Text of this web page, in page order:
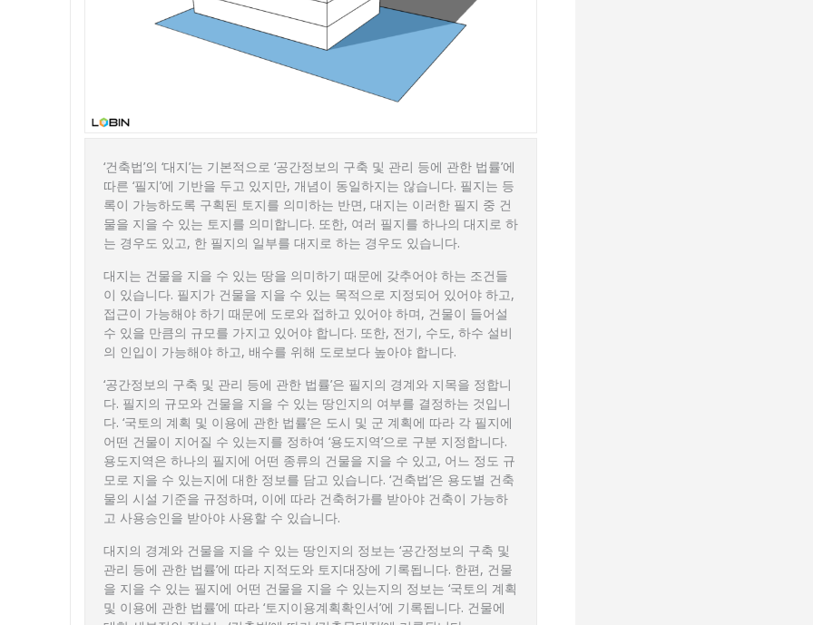
‘건축법’의 ‘대지’는 기본적으로 ‘공간정보의 구축 및 관리 등에 관한 법률’에
따른 ‘필지’에 기반을 두고 있지만, 개념이 동일하지는 않습니다. 필지는 등
록이 가능하도록 구획된 토지를 의미하는 반면, 대지는 이러한 필지 중 건
물을 지을 수 있는 토지를 의미합니다. 또한, 여러 필지를 하나의 대지로 하
는 경우도 있고, 한 필지의 일부를 대지로 하는 경우도 있습니다.
대지는 건물을 지을 수 있는 땅을 의미하기 때문에 갖추어야 하는 조건들
이 있습니다. 필지가 건물을 지을 수 있는 목적으로 지정되어 있어야 하고,
접근이 가능해야 하기 때문에 도로와 접하고 있어야 하며, 건물이 들어설
수 있을 만큼의 규모를 가지고 있어야 합니다. 또한, 전기, 수도, 하수 설비
의 인입이 가능해야 하고, 배수를 위해 도로보다 높아야 합니다.
‘공간정보의 구축 및 관리 등에 관한 법률’은 필지의 경계와 지목을 정합니
다. 필지의 규모와 건물을 지을 수 있는 땅인지의 여부를 결정하는 것입니
다. ‘국토의 계획 및 이용에 관한 법률’은 도시 및 군 계획에 따라 각 필지에
어떤 건물이 지어질 수 있는지를 정하여 ‘용도지역’으로 구분 지정합니다.
용도지역은 하나의 필지에 어떤 종류의 건물을 지을 수 있고, 어느 정도 규
모로 지을 수 있는지에 대한 정보를 담고 있습니다. ‘건축법’은 용도별 건축
물의 시설 기준을 규정하며, 이에 따라 건축허가를 받아야 건축이 가능하
고 사용승인을 받아야 사용할 수 있습니다.
대지의 경계와 건물을 지을 수 있는 땅인지의 정보는 ‘공간정보의 구축 및
관리 등에 관한 법률’에 따라 지적도와 토지대장에 기록됩니다. 한편, 건물
을 지을 수 있는 필지에 어떤 건물을 지을 수 있는지의 정보는 ‘국토의 계획
및 이용에 관한 법률’에 따라 ‘토지이용계획확인서’에 기록됩니다. 건물에